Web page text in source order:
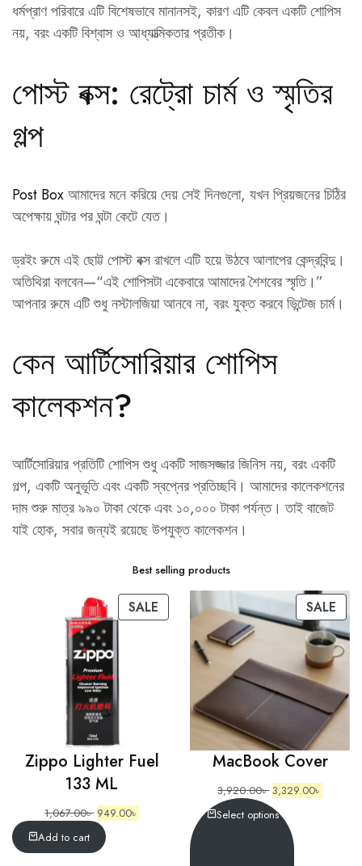
ধর্মপ্রাণ পরিবারে এটি বিশেষভাবে মানানসই, কারণ এটি কেবল একটি শোপিস
নয়, বরং একটি বিশ্বাস ও আধ্যাত্মিকতার প্রতীক।
পোস্ট বক্স: রেট্রো চার্ম ও স্মৃতির
গল্প
Post Boxআমাদের মনে করিয়ে দেয় সেই দিনগুলো, যখন প্রিয়জনের চিঠির
অপেক্ষায় ঘন্টার পর ঘন্টা কেটে যেত।
ড্রইং রুমে এই ছোট্ট পোস্ট বক্স রাখলে এটি হয়ে উঠবে আলাপের কেন্দ্রবিন্দু।
অতিথিরা বলবেন—“এই শোপিসটা একেবারে আমাদের শৈশবের স্মৃতি।”
আপনার রুমে এটি শুধু নস্টালজিয়া আনবে না, বরং যুক্ত করবে ভিন্টেজ চার্ম।
কেন আর্টিসোরিয়ার শোপিস
কালেকশন?
আর্টিসোরিয়ার প্রতিটি শোপিস শুধু একটি সাজসজ্জার জিনিস নয়, বরং একটি
গল্প, একটি অনুভূতি এবং একটি স্বপ্নের প্রতিচ্ছবি। আমাদের কালেকশনের
দাম শুরু মাত্র ৯৯০ টাকা থেকে এবং ১০,০০০ টাকা পর্যন্ত। তাই বাজেট
যাই হোক, সবার জন্যই রয়েছে উপযুক্ত কালেকশন।
Best selling products
SALE
Zippo Lighter Fuel
133 ML
1,067.00৳ 949.00৳
Add to cart
SALE
MacBook Cover
3,920.00৳ 3,329.00৳
Select options